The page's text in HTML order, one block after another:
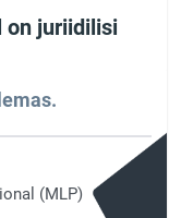
on juriidilisi
(MLP)